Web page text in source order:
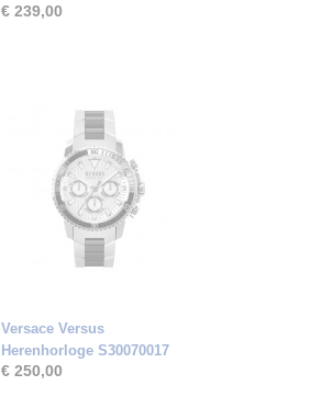
€ 239,00
Versace Versus
Herenhorloge S30070017
€ 250,00